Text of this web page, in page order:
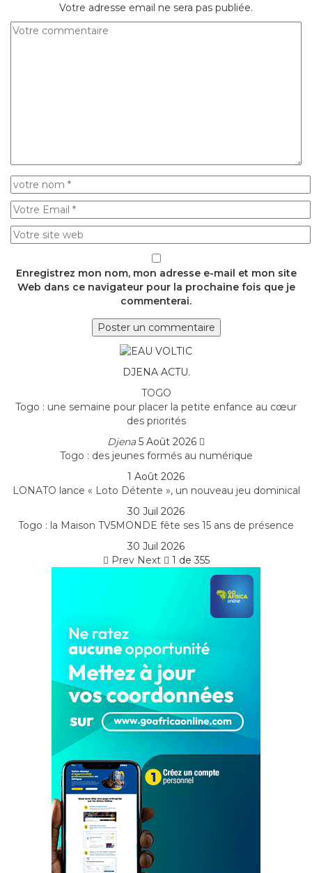
Votre adresse email ne sera pas publiée.
Enregistrez mon nom, mon adresse e-mail et mon site
Web dans ce navigateur pour la prochaine fois que je
commenterai.
DJENA ACTU.
TOGO
Togo : une semaine pour placer la petite enfance au cœur
des priorités
Djena5 Août 2026
Togo : des jeunes formés au numérique
1 Août 2026
LONATO lance « Loto Détente », un nouveau jeu dominical
30 Juil 2026
Togo : la Maison TV5MONDE fête ses 15 ans de présence
30 Juil 2026
Prev Next 1 de 355